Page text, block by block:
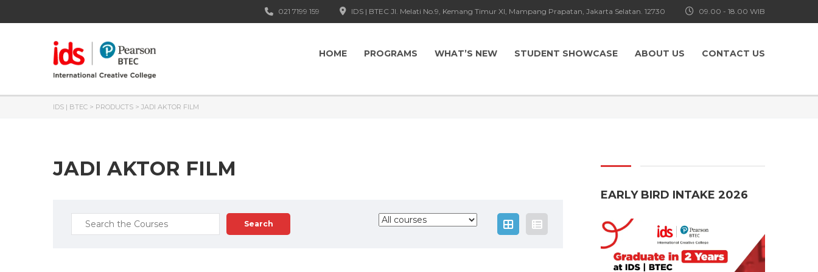
09.00 - 18.00 WIB
IDS | BTEC Jl. Melati No.9, Kemang Timur XI, Mampang Prapatan, Jakarta Selatan. 12730
021 7199 159
HOME PROGRAMS WHAT’S NEW STUDENT SHOWCASE ABOUT US CONTACT US
IDS | BTEC > PRODUCTS > JADI AKTOR FILM
JADI AKTOR FILM
Search
for:
EARLY BIRD INTAKE 2026